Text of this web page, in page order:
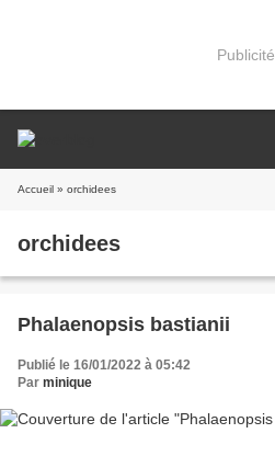
Publicité
Accueil » orchidees
orchidees
Phalaenopsis bastianii
Publié le 16/01/2022 à 05:42
Par minique